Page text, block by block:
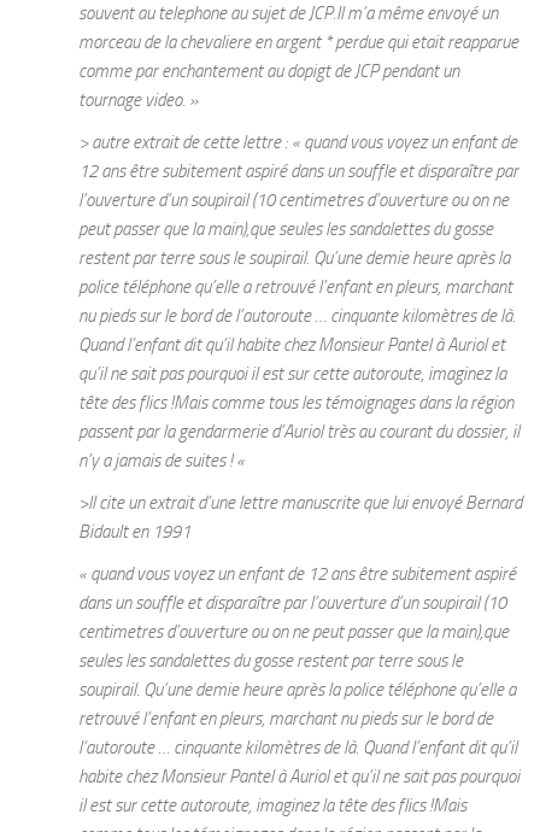
souvent au telephone au sujet de JCP.Il m’a même envoyé un
morceau de la chevaliere en argent * perdue qui etait reapparue
comme par enchantement au dopigt de JCP pendant un
tournage video. »
> autre extrait de cette lettre : « quand vous voyez un enfant de
12 ans être subitement aspiré dans un souffle et disparaître par
l’ouverture d’un soupirail (10 centimetres d’ouverture ou on ne
peut passer que la main),que seules les sandalettes du gosse
restent par terre sous le soupirail. Qu’une demie heure après la
police téléphone qu’elle a retrouvé l’enfant en pleurs, marchant
nu pieds sur le bord de l’autoroute … cinquante kilomètres de là.
Quand l’enfant dit qu’il habite chez Monsieur Pantel à Auriol et
qu’il ne sait pas pourquoi il est sur cette autoroute, imaginez la
tête des flics !Mais comme tous les témoignages dans la région
passent par la gendarmerie d’Auriol très au courant du dossier, il
n’y a jamais de suites ! «
>Il cite un extrait d’une lettre manuscrite que lui envoyé Bernard
Bidault en 1991
« quand vous voyez un enfant de 12 ans être subitement aspiré
dans un souffle et disparaître par l’ouverture d’un soupirail (10
centimetres d’ouverture ou on ne peut passer que la main),que
seules les sandalettes du gosse restent par terre sous le
soupirail. Qu’une demie heure après la police téléphone qu’elle a
retrouvé l’enfant en pleurs, marchant nu pieds sur le bord de
l’autoroute … cinquante kilomètres de là. Quand l’enfant dit qu’il
habite chez Monsieur Pantel à Auriol et qu’il ne sait pas pourquoi
il est sur cette autoroute, imaginez la tête des flics !Mais